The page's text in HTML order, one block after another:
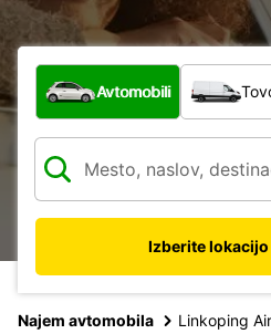
Katera vrsta vozila?
Avtomobili
Izberite
Najem avtomobila Linkoping